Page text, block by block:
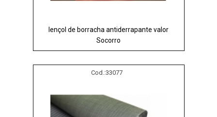
lençol de borracha antiderrapante valor
Socorro
Cod.:33077